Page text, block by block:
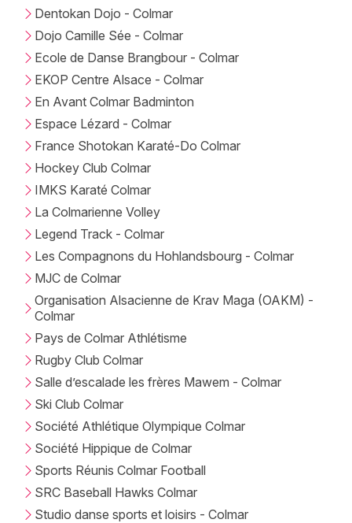
Dentokan Dojo - Colmar
Dojo Camille Sée - Colmar
Ecole de Danse Brangbour - Colmar
EKOP Centre Alsace - Colmar
En Avant Colmar Badminton
Espace Lézard - Colmar
France Shotokan Karaté-Do Colmar
Hockey Club Colmar
IMKS Karaté Colmar
La Colmarienne Volley
Legend Track - Colmar
Les Compagnons du Hohlandsbourg - Colmar
MJC de Colmar
Organisation Alsacienne de Krav Maga (OAKM) -
Colmar
Pays de Colmar Athlétisme
Rugby Club Colmar
Salle d’escalade les frères Mawem - Colmar
Ski Club Colmar
Société Athlétique Olympique Colmar
Société Hippique de Colmar
Sports Réunis Colmar Football
SRC Baseball Hawks Colmar
Studio danse sports et loisirs - Colmar